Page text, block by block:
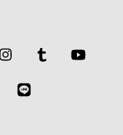
Instagram Tumblr
Whatsapp